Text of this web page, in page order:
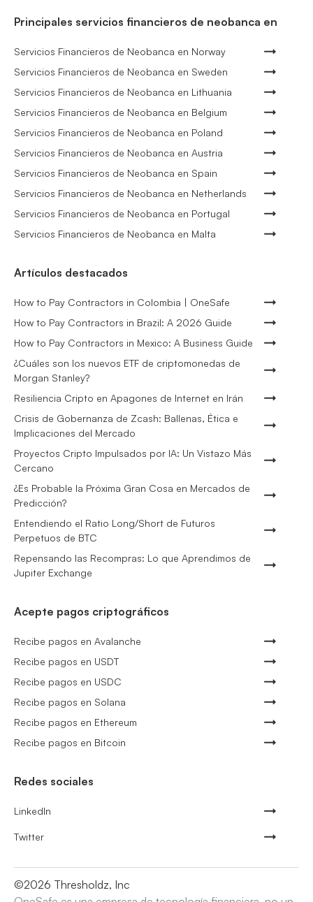
Principales servicios financieros de neobanca en
Servicios Financieros de Neobanca en Norway
Servicios Financieros de Neobanca en Sweden
Servicios Financieros de Neobanca en Lithuania
Servicios Financieros de Neobanca en Belgium
Servicios Financieros de Neobanca en Poland
Servicios Financieros de Neobanca en Austria
Servicios Financieros de Neobanca en Spain
Servicios Financieros de Neobanca en Netherlands
Servicios Financieros de Neobanca en Portugal
Servicios Financieros de Neobanca en Malta
Artículos destacados
How to Pay Contractors in Colombia | OneSafe
How to Pay Contractors in Brazil: A 2026 Guide
How to Pay Contractors in Mexico: A Business Guide
¿Cuáles son los nuevos ETF de criptomonedas de
Morgan Stanley?
Resiliencia Cripto en Apagones de Internet en Irán
Crisis de Gobernanza de Zcash: Ballenas, Ética e
Implicaciones del Mercado
Proyectos Cripto Impulsados por IA: Un Vistazo Más
Cercano
¿Es Probable la Próxima Gran Cosa en Mercados de
Predicción?
Entendiendo el Ratio Long/Short de Futuros
Perpetuos de BTC
Repensando las Recompras: Lo que Aprendimos de
Jupiter Exchange
Acepte pagos criptográficos
Recibe pagos en Avalanche
Recibe pagos en USDT
Recibe pagos en USDC
Recibe pagos en Solana
Recibe pagos en Ethereum
Recibe pagos en Bitcoin
Redes sociales
LinkedIn
Twitter
©2026 Thresholdz, Inc